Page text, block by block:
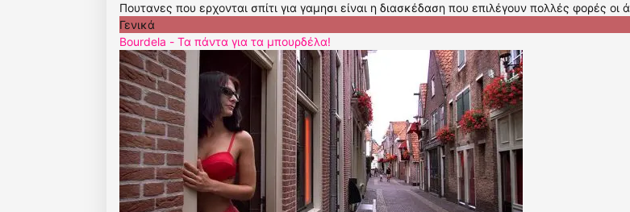
Πουτανες που ερχονται σπίτι για γαμησι είναι η διασκέδαση που επιλέγουν πολλές φορές
Γενικά
Bourdela - Τα πάντα για τα μπουρδέλα!